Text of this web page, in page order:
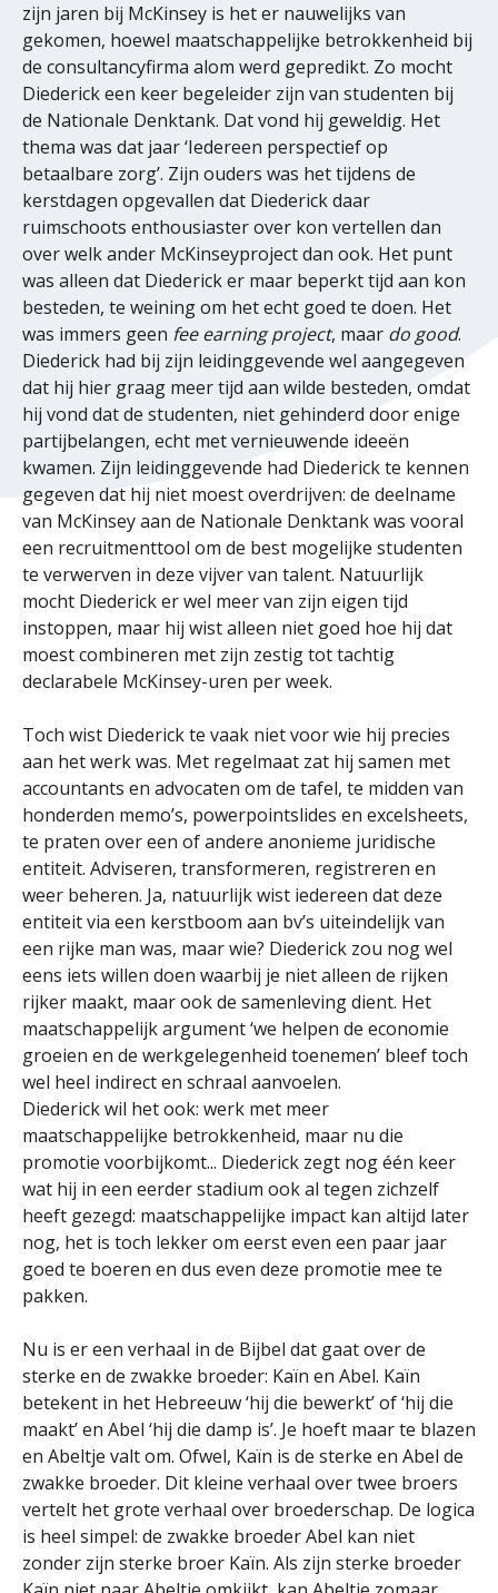
zijn jaren bij McKinsey is het er nauwelijks van
gekomen, hoewel maatschappelijke betrokkenheid bij
de consultancyfirma alom werd gepredikt. Zo mocht
Diederick een keer begeleider zijn van studenten bij
de Nationale Denktank. Dat vond hij geweldig. Het
thema was dat jaar ‘Iedereen perspectief op
betaalbare zorg’. Zijn ouders was het tijdens de
kerstdagen opgevallen dat Diederick daar
ruimschoots enthousiaster over kon vertellen dan
over welk ander McKinseyproject dan ook. Het punt
was alleen dat Diederick er maar beperkt tijd aan kon
besteden, te weining om het echt goed te doen. Het
was immers geen fee earning project, maar do good.
Diederick had bij zijn leidinggevende wel aangegeven
dat hij hier graag meer tijd aan wilde besteden, omdat
hij vond dat de studenten, niet gehinderd door enige
partijbelangen, echt met vernieuwende ideeën
kwamen. Zijn leidinggevende had Diederick te kennen
gegeven dat hij niet moest overdrijven: de deelname
van McKinsey aan de Nationale Denktank was vooral
een recruitmenttool om de best mogelijke studenten
te verwerven in deze vijver van talent. Natuurlijk
mocht Diederick er wel meer van zijn eigen tijd
instoppen, maar hij wist alleen niet goed hoe hij dat
moest combineren met zijn zestig tot tachtig
declarabele McKinsey-uren per week.
Toch wist Diederick te vaak niet voor wie hij precies
aan het werk was. Met regelmaat zat hij samen met
accountants en advocaten om de tafel, te midden van
honderden memo’s, powerpointslides en excelsheets,
te praten over een of andere anonieme juridische
entiteit. Adviseren, transformeren, registreren en
weer beheren. Ja, natuurlijk wist iedereen dat deze
entiteit via een kerstboom aan bv’s uiteindelijk van
een rijke man was, maar wie? Diederick zou nog wel
eens iets willen doen waarbij je niet alleen de rijken
rijker maakt, maar ook de samenleving dient. Het
maatschappelijk argument ‘we helpen de economie
groeien en de werkgelegenheid toenemen’ bleef toch
wel heel indirect en schraal aanvoelen.
Diederick wil het ook: werk met meer
maatschappelijke betrokkenheid, maar nu die
promotie voorbijkomt... Diederick zegt nog één keer
wat hij in een eerder stadium ook al tegen zichzelf
heeft gezegd: maatschappelijke impact kan altijd later
nog, het is toch lekker om eerst even een paar jaar
goed te boeren en dus even deze promotie mee te
pakken.
Nu is er een verhaal in de Bijbel dat gaat over de
sterke en de zwakke broeder: Kaïn en Abel. Kaïn
betekent in het Hebreeuw ‘hij die bewerkt’ of ‘hij die
maakt’ en Abel ‘hij die damp is’. Je hoeft maar te blazen
en Abeltje valt om. Ofwel, Kaïn is de sterke en Abel de
zwakke broeder. Dit kleine verhaal over twee broers
vertelt het grote verhaal over broederschap. De logica
is heel simpel: de zwakke broeder Abel kan niet
zonder zijn sterke broer Kaïn. Als zijn sterke broeder